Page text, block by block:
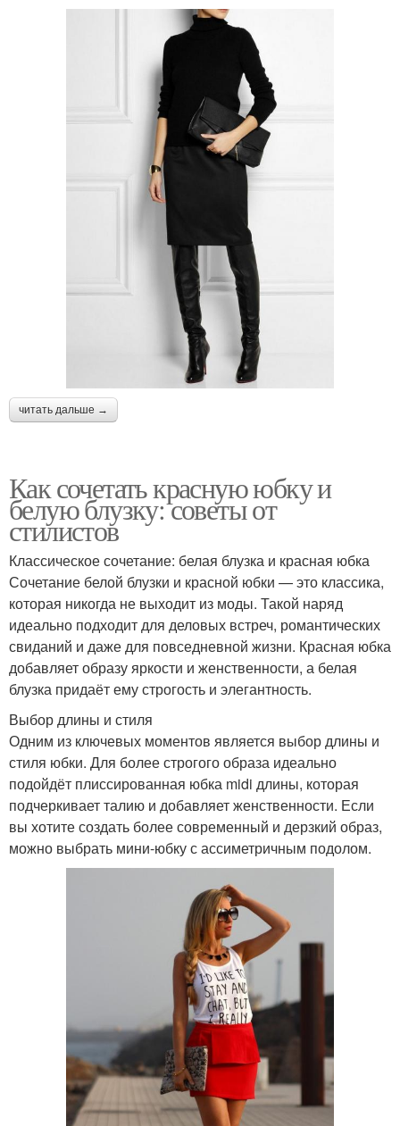
читать дальше →
Как сочетать красную юбку и
белую блузку: советы от
стилистов
Классическое сочетание: белая блузка и красная юбка
Сочетание белой блузки и красной юбки — это классика,
которая никогда не выходит из моды. Такой наряд
идеально подходит для деловых встреч, романтических
свиданий и даже для повседневной жизни. Красная юбка
добавляет образу яркости и женственности, а белая
блузка придаёт ему строгость и элегантность.
Выбор длины и стиля
Одним из ключевых моментов является выбор длины и
стиля юбки. Для более строгого образа идеально
подойдёт плиссированная юбка midi длины, которая
подчеркивает талию и добавляет женственности. Если
вы хотите создать более современный и дерзкий образ,
можно выбрать мини-юбку с ассиметричным подолом.